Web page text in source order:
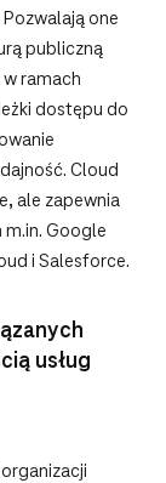
one
publiczną
ramach
dostępu do
Cloud
ale zapewnia
Google
i Salesforce.
usług